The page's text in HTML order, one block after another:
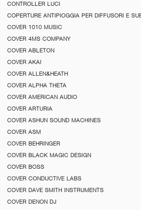
CONTROLLER LUCI
COPERTURE ANTIPIOGGIA PER DIFFUSORI E
COVER 1010 MUSIC
COVER 4MS COMPANY
COVER ABLETON
COVER AKAI
COVER ALLEN&HEATH
COVER ALPHA THETA
COVER AMERICAN AUDIO
COVER ARTURIA
COVER ASHUN SOUND MACHINES
COVER ASM
COVER BEHRINGER
COVER BLACK MAGIC DESIGN
COVER BOSS
COVER CONDUCTIVE LABS
COVER DAVE SMITH INSTRUMENTS
COVER DENON DJ